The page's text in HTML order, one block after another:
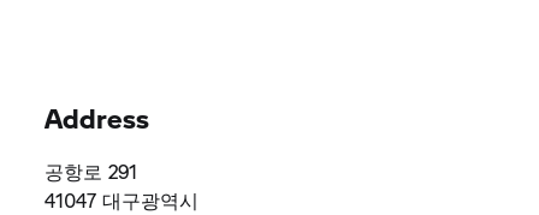
Address
공항로 291
41047 대구광역시